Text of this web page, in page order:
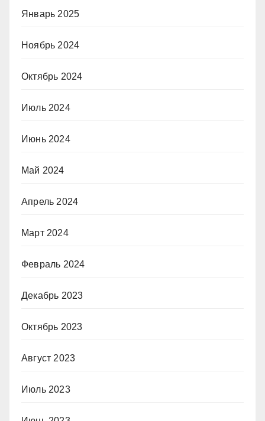
Январь 2025
Ноябрь 2024
Октябрь 2024
Июль 2024
Июнь 2024
Май 2024
Апрель 2024
Март 2024
Февраль 2024
Декабрь 2023
Октябрь 2023
Август 2023
Июль 2023